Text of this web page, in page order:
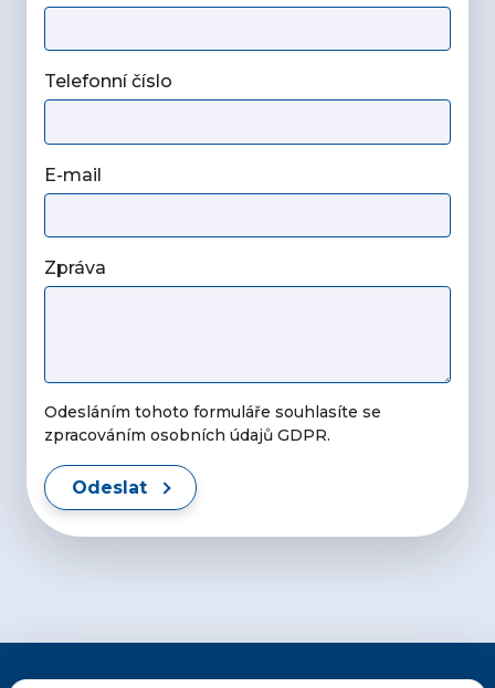
Telefonní číslo
E-mail
Zpráva
Odesláním tohoto formuláře souhlasíte se
zpracováním osobních údajů GDPR.
Odeslat